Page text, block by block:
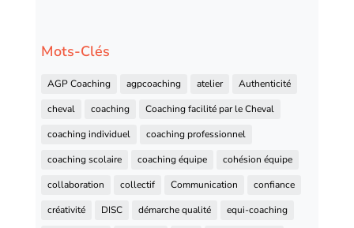
Mots-Clés
AGP Coaching agpcoaching atelier
Authenticité
cheval
coaching
Coaching facilité par le Cheval
coaching individuel
coaching professionnel
coaching scolaire
coaching équipe
cohésion équipe
collaboration
collectif Communication
confiance
créativité
DISC démarche qualité
equi-coaching